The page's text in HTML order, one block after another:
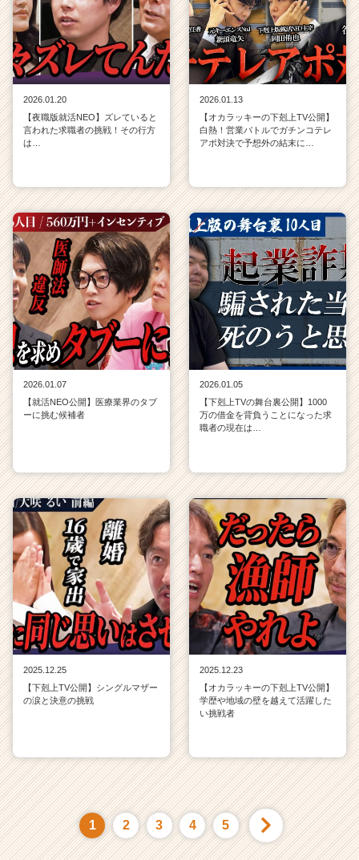
2026.01.20
【夜職版就活NEO】ズレていると
言われた求職者の挑戦！その行方
は…
2026.01.13
【オカラッキーの下剋上TV公開】
白熱！営業バトルでガチンコテレ
アポ対決で予想外の結末に…
2026.01.07
【就活NEO公開】医療業界のタブ
ーに挑む候補者
2026.01.05
【下剋上TVの舞台裏公開】1000
万の借金を背負うことになった求
職者の現在は…
2025.12.25
【下剋上TV公開】シングルマザー
の涙と決意の挑戦
2025.12.23
【オカラッキーの下剋上TV公開】
学歴や地域の壁を越えて活躍した
い挑戦者
1 2 3 4 5